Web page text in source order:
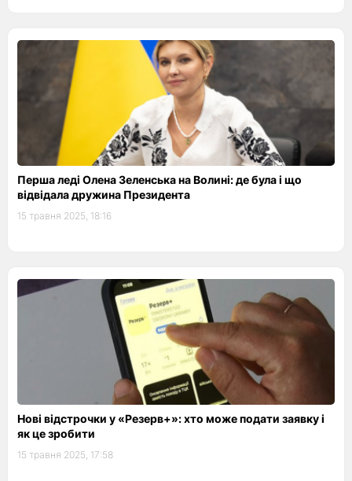
Перша леді Олена Зеленська на Волині: де була і що
відвідала дружина Президента
15 травня 2025, 18:16
Нові відстрочки у «Резерв+»: хто може подати заявку і
як це зробити
15 травня 2025, 17:58